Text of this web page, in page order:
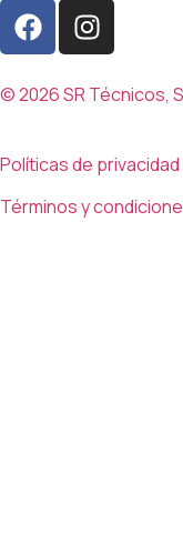
© 2026 SR Técnicos,
Políticas de privacidad
Términos y